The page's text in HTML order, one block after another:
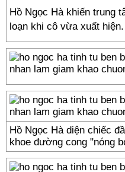
Hồ Ngọc Hà khiến trung
loạn khi cô vừa xuất hiện.
Hồ Ngọc Hà diện chiếc
khoe đường cong "nóng